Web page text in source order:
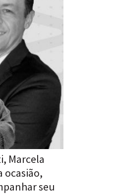
Marcela
ocasião,
seu